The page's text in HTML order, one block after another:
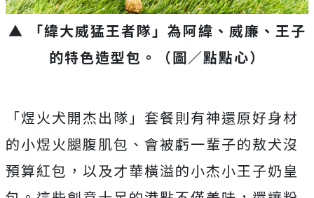
▲ 「緯大威猛王者隊」為阿緯、威廉、王子
的特色造型包。
（圖／點點心）
「煜火犬開杰出隊」套餐則有神還原好身材
的小煜火腿腹肌包、會被虧一輩子的敖犬沒
預算紅包，以及才華橫溢的小杰小王子奶皇